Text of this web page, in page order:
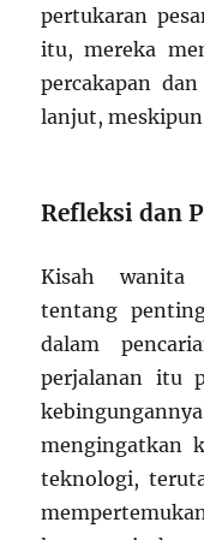
pertukaran
itu, mereka
percakapan
lanjut,
Refleksi dan
Kisah wanita
tentang
dalam
perjalanan itu
mengingatkan
teknologi,